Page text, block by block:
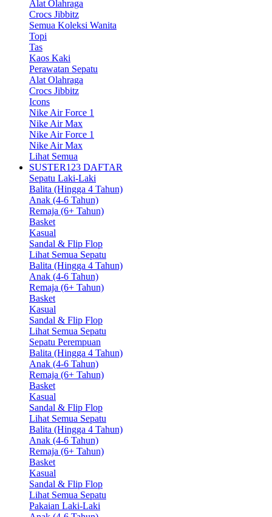
Alat Olahraga
Crocs Jibbitz
Semua Koleksi Wanita
Topi
Tas
Kaos Kaki
Perawatan Sepatu
Alat Olahraga
Crocs Jibbitz
Icons
Nike Air Force 1
Nike Air Max
Nike Air Force 1
Nike Air Max
Lihat Semua
SUSTER123 DAFTAR
Sepatu Laki-Laki
Balita (Hingga 4 Tahun)
Anak (4-6 Tahun)
Remaja (6+ Tahun)
Basket
Kasual
Sandal & Flip Flop
Lihat Semua Sepatu
Balita (Hingga 4 Tahun)
Anak (4-6 Tahun)
Remaja (6+ Tahun)
Basket
Kasual
Sandal & Flip Flop
Lihat Semua Sepatu
Sepatu Perempuan
Balita (Hingga 4 Tahun)
Anak (4-6 Tahun)
Remaja (6+ Tahun)
Basket
Kasual
Sandal & Flip Flop
Lihat Semua Sepatu
Balita (Hingga 4 Tahun)
Anak (4-6 Tahun)
Remaja (6+ Tahun)
Basket
Kasual
Sandal & Flip Flop
Lihat Semua Sepatu
Pakaian Laki-Laki